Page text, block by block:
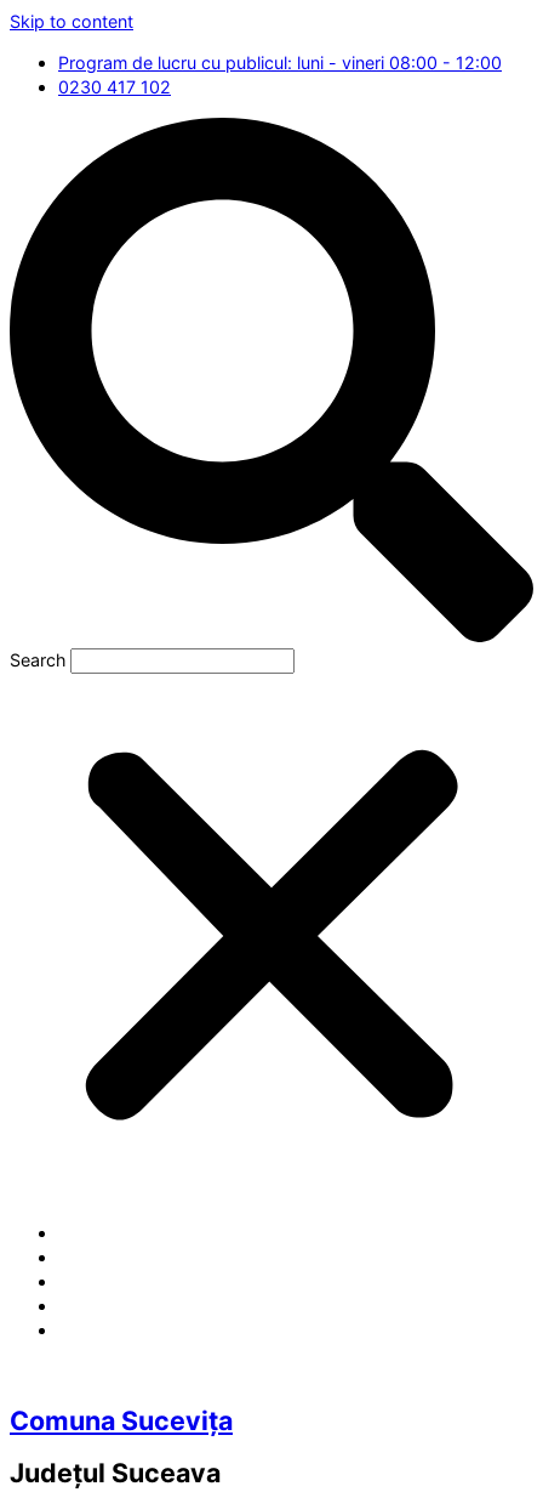
Skip to content
Program de lucru cu publicul: luni - vineri 08:00 - 12:00
0230 417 102
Search
Comuna Sucevița
Județul Suceava